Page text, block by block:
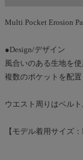
Multi Pocket Erosion
●Design/デザイン
風合いのある生地を使
複数のポケットを配置
ウエスト周りはベルト
【モデル着用サイズ